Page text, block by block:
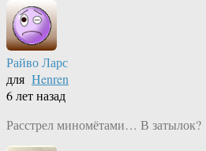
Райво Ларс
для Henren
6 лет назад
Расстрел миномётами… В затылок?